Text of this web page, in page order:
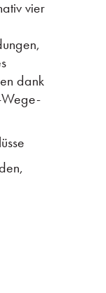
vier
dank